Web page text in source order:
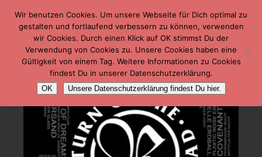
Wir benutzen Cookies. Um unsere Webseite für Dich optimal zu
gestalten und fortlaufend verbessern zu können, verwenden
wir Cookies. Durch einen Klick auf OK stimmst Du der
Verwendung von Cookies zu. Unsere Cookies haben eine
Gültigkeit von einem Tag. Weitere Informationen zu Cookies
findest Du in unserer Datenschutzerklärung.
OK Unsere Datenschutzerklärung findest Du hier.